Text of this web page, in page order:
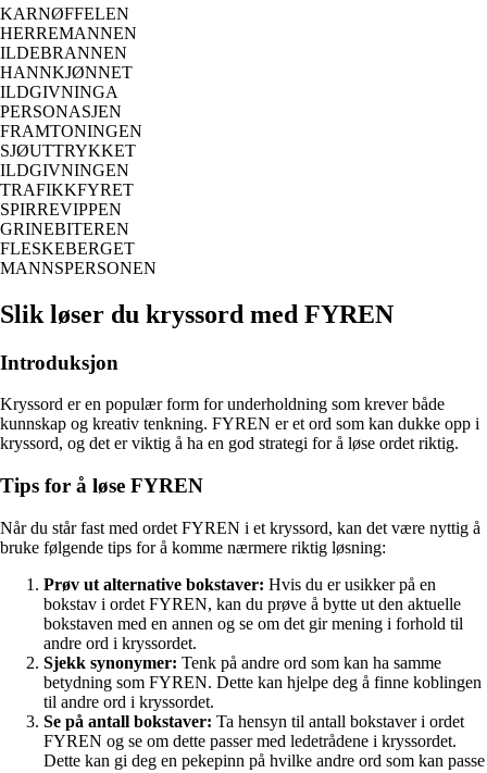
KARNØFFELEN
HERREMANNEN
ILDEBRANNEN
HANNKJØNNET
ILDGIVNINGA
PERSONASJEN
FRAMTONINGEN
SJØUTTRYKKET
ILDGIVNINGEN
TRAFIKKFYRET
SPIRREVIPPEN
GRINEBITEREN
FLESKEBERGET
MANNSPERSONEN
Slik løser du kryssord med FYREN
Introduksjon
Kryssord er en populær form for underholdning som krever både
kunnskap og kreativ tenkning. FYREN er et ord som kan dukke opp i
kryssord, og det er viktig å ha en god strategi for å løse ordet riktig.
Tips for å løse FYREN
Når du står fast med ordet FYREN i et kryssord, kan det være nyttig å
bruke følgende tips for å komme nærmere riktig løsning:
Prøv ut alternative bokstaver: Hvis du er usikker på en
bokstav i ordet FYREN, kan du prøve å bytte ut den aktuelle
bokstaven med en annen og se om det gir mening i forhold til
andre ord i kryssordet.
Sjekk synonymer: Tenk på andre ord som kan ha samme
betydning som FYREN. Dette kan hjelpe deg å finne koblingen
til andre ord i kryssordet.
Se på antall bokstaver: Ta hensyn til antall bokstaver i ordet
FYREN og se om dette passer med ledetrådene i kryssordet.
Dette kan gi deg en pekepinn på hvilke andre ord som kan passe